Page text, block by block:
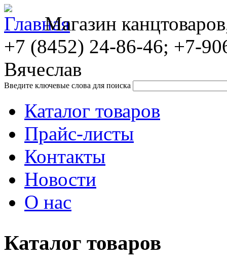
Магазин
+7 (8452) 24-86-46; +7-
Вячеслав
Введите ключевые слова для поиска
Каталог товаров
Прайс-листы
Контакты
Новости
О нас
Каталог товаров